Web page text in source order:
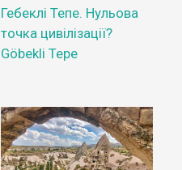
Гебеклі Тепе. Нульова
точка цивілізації?
Göbekli Tepe